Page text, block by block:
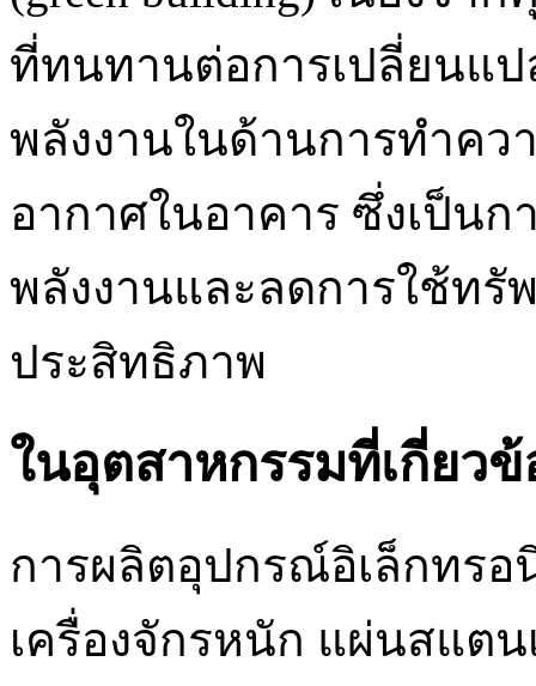
ที่ทนทานต่อการเปลี่ยนแ
พลังงานในด้านการทำค
อากาศในอาคาร ซึ่งเป็น
พลังงานและลดการใช้ทรั
ประสิทธิภาพ
ในอุตสาหกรรมที่เกี่ยว
การผลิตอุปกรณ์อิเล็กทร
เครื่องจักรหนัก แผ่นสแต